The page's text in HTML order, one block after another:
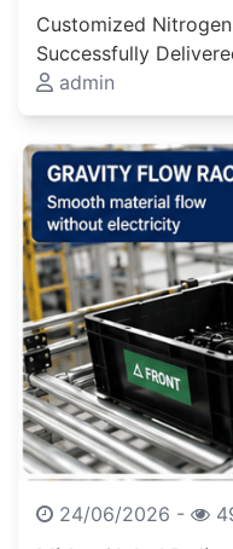
Global’s Engineering
Solutions Beyond
Customized
Successfully
Engineering
Beyond Product
involving…
admin
24/06/2026 -